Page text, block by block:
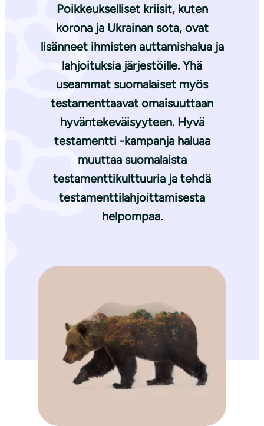
Poikkeukselliset kriisit, kuten
korona ja Ukrainan sota, ovat
lisänneet ihmisten auttamishalua ja
lahjoituksia järjestöille. Yhä
useammat suomalaiset myös
testamenttaavat omaisuuttaan
hyväntekeväisyyteen. Hyvä
testamentti -kampanja haluaa
muuttaa suomalaista
testamenttikulttuuria ja tehdä
testamenttilahjoittamisesta
helpompaa.